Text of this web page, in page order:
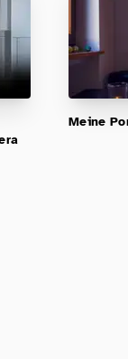
Meine